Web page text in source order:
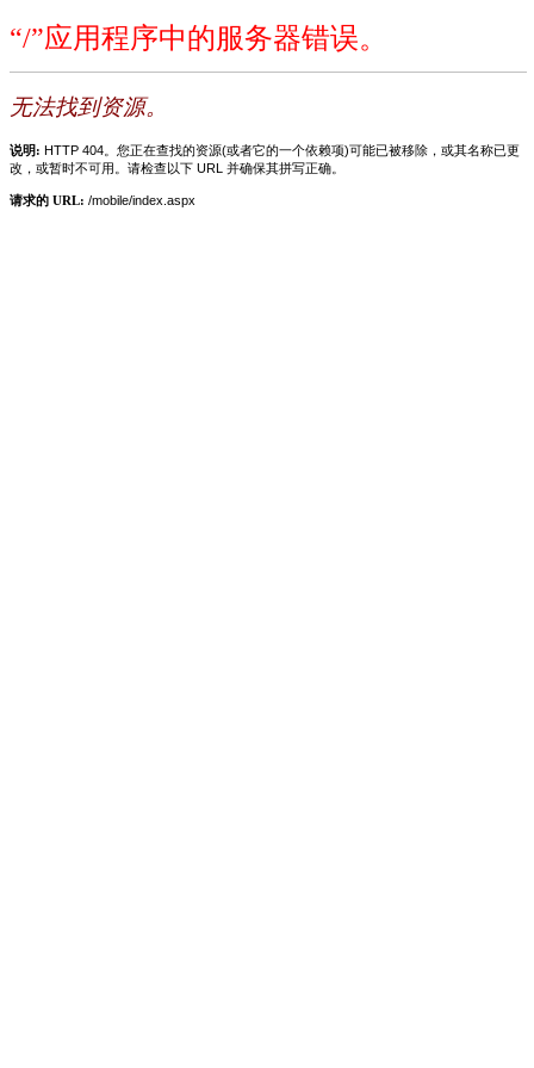
“/”应用程序中的服务器错误。
无法找到资源。
说明: HTTP 404。您正在查找的资源(或者它的一个依赖项)可能已被移除，或其名称已更
改，或暂时不可用。请检查以下 URL 并确保其拼写正确。
请求的 URL: /mobile/index.aspx